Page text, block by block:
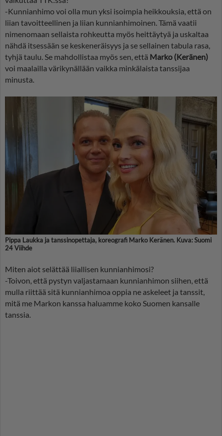
-Kunnianhimo voi olla mun yksi isoimpia heikkouksia, että on
liian tavoitteellinen ja liian kunnianhimoinen. Tämä vaatii
nimenomaan sellaista rohkeutta myös heittäytyä ja uskaltaa
nähdä itsessään se keskeneräisyys ja se sellainen tabula rasa,
tyhjä taulu. Se mahdollistaa myös sen, että Marko (Keränen)
voi maalailla värikynällään vaikka minkälaista tanssijaa
minusta.
Pippa Laukka ja tanssinopettaja, koreografi Marko Keränen. Kuva: Suomi
24 Viihde
Miten aiot selättää liiallisen kunnianhimosi?
-Toivon, että pystyn valjastamaan kunnianhimon siihen, että
mulla riittää sitä kunnianhimoa oppia ne askeleet ja tanssit,
mitä me Markon kanssa haluamme koko Suomen kansalle
tanssia.